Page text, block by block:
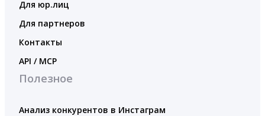
Для юр.лиц
Для партнеров
Контакты
API / MCP
Полезное
Анализ конкурентов в Инстаграм